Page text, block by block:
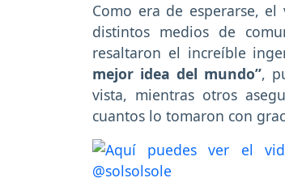
Como era de esperarse,
distintos medios de
resaltaron el increíble
mejor idea del mundo”,
vista, mientras otros
cuantos lo tomaron con